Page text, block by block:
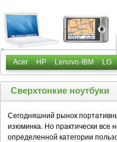
Acer HP Lenovo-IBM LG
Сверхтонкие ноутбуки
Сегодняшний рынок
изюминка. Но практически все
определенной категории